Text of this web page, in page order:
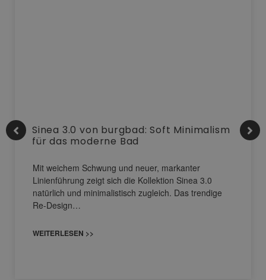
Sinea 3.0 von burgbad: Soft Minimalism
für das moderne Bad
Mit weichem Schwung und neuer, markanter
Linienführung zeigt sich die Kollektion Sinea 3.0
natürlich und minimalistisch zugleich. Das trendige
Re-Design…
WEITERLESEN >>